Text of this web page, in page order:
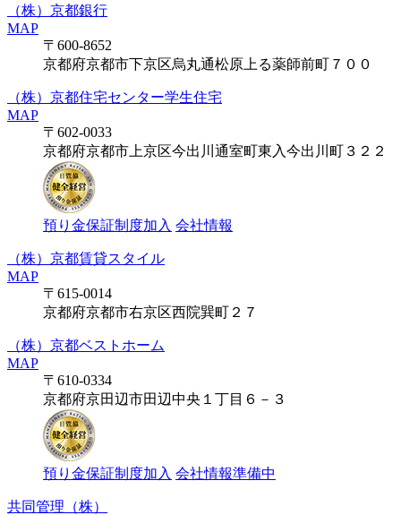
（株）京都銀行
MAP
〒600-8652
京都府京都市下京区烏丸通松原上る薬師前町７００
（株）京都住宅センター学生住宅
MAP
〒602-0033
京都府京都市上京区今出川通室町東入今出川町３２２
預り金保証制度加入 会社情報
（株）京都賃貸スタイル
MAP
〒615-0014
京都府京都市右京区西院巽町２７
（株）京都ベストホーム
MAP
〒610-0334
京都府京田辺市田辺中央１丁目６－３
預り金保証制度加入 会社情報準備中
共同管理（株）